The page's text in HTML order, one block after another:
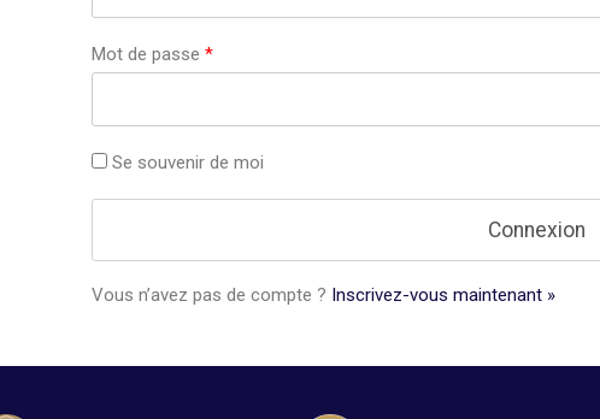
Mot de passe *
Se souvenir de moi
Vous n’avez pas de compte ? Inscrivez-vous maintenant »